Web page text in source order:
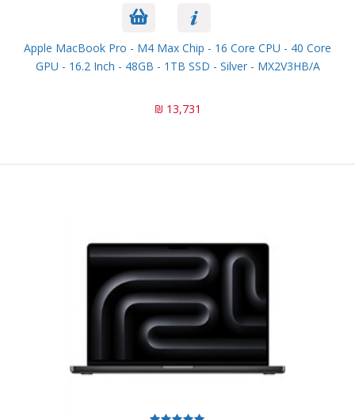
Apple MacBook Pro - M4 Max Chip - 16 Core CPU - 40 Core
GPU - 16.2 Inch - 48GB - 1TB SSD - Silver - MX2V3HB/A
13,731 ₪